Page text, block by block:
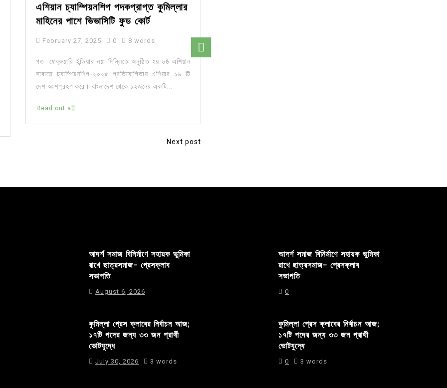
এশিয়ান চ্যাম্পিয়নশিপ পদকপ্রাপ্ত কুমিল্লার
মাহিনের পাশে ভিভাসিটি ফুড কোর্ট
February 27, 2025 0 8 words
গত ফেব্রুয়ারি ইন্ডিয়ার নয়া দিল্লিতে অনুষ্ঠিত হয় ৬ষ্ঠ এশিয়ান
সাবাতে চ্যাম্পিয়নশিপ-২০২৫ প্রতিযোগিতায় এশিয়ার ১৬ টি
দেশ অংশগ্রহণ করে। বাংলাদেশ থেকে ১২জনের একটি...
Read out all
Next post
আদর্শ সমাজ বিনির্মাণে সহায়ক ভুমিকা
রাখে ছাত্রসমাজ- প্রেসক্লাব
সভাপতি
August 6, 2026
কুমিল্লা প্রেস ক্লাবের নির্বাচন আজ;
১৭টি পদের জন্য ৩৩ জন প্রার্থী
ভোটযুদ্ধে
July 30, 2026 3 words
আদর্শ সমাজ বিনির্মাণে সহায়ক ভুমিকা
রাখে ছাত্রসমাজ- প্রেসক্লাব
সভাপতি
0
কুমিল্লা প্রেস ক্লাবের নির্বাচন আজ;
১৭টি পদের জন্য ৩৩ জন প্রার্থী
ভোটযুদ্ধে
0 3 words